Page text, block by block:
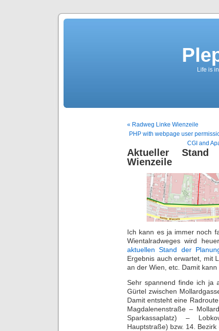
Life is
« Radweg Linke Wienzeile
PHP with webpage user
CGI and
Aktueller Stand
Wienzeile
Ich kann es ja immer noch
Wientalradweges wird
aktuellen Stand der
Ergebnis auch erwartet, mit
an der Wien, etc. Damit
Sehr spannend finde ich ja
Gürtel zwischen
Damit entsteht eine
Magdalenenstraße –
Sparkassaplatz) –
Hauptstraße) bzw. 14.